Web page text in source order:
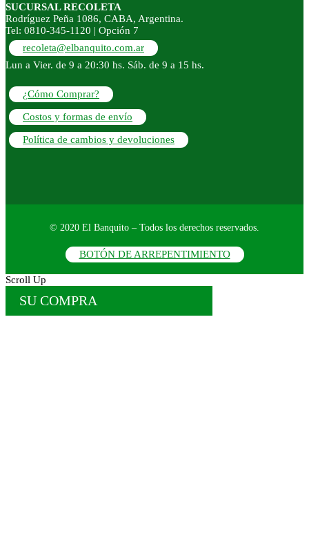
SUCURSAL RECOLETA
Rodríguez Peña 1086, CABA, Argentina.
Tel: 0810-345-1120 | Opción 7
recoleta@elbanquito.com.ar
Lun a Vier. de 9 a 20:30 hs. Sáb. de 9 a 15 hs.
¿Cómo Comprar?
Costos y formas de envío
Política de cambios y devoluciones
© 2020 El Banquito – Todos los derechos reservados.
BOTÓN DE ARREPENTIMIENTO
Scroll Up
SU COMPRA